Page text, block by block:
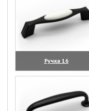
Ручка 16
(увеличить)